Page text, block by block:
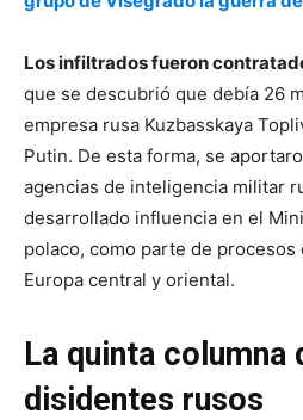
Los infiltrados fueron
que se descubrió que debía 26
empresa rusa Kuzbasskaya
Putin. De esta forma, se
agencias de inteligencia militar
desarrollado influencia en el
polaco, como parte de
Europa central y oriental.
La quinta columna
disidentes rusos